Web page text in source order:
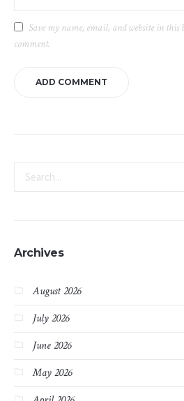
Save my name, email, and website in
comment.
Archives
August 2026
July 2026
June 2026
May 2026